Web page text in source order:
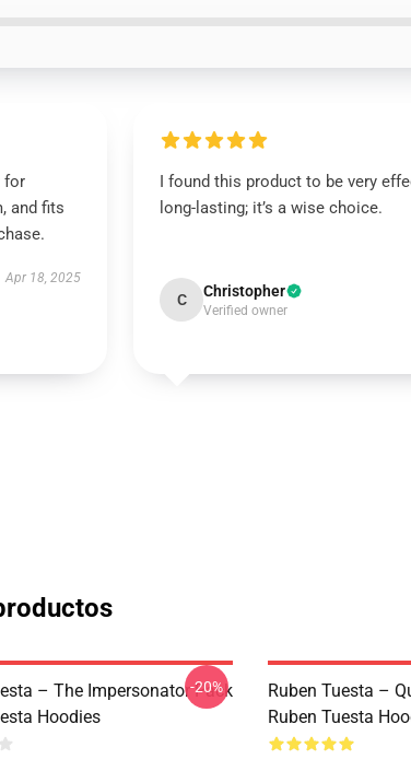
for
and fits
Apr 18, 2025
I found this product to be very
long-lasting; it’s a wise choice.
C Christopher
Verified owner
– The Impersonator Pack
Hoodies
-20%
Ruben Tuesta –
Ruben Tuesta